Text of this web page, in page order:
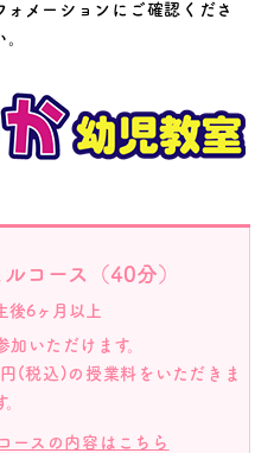
メーションにご確認くださ
。
コース（40分）
後6ヶ月以上
いただけます。
(税込)の授業料をいただきま
。
ースの内容はこちら